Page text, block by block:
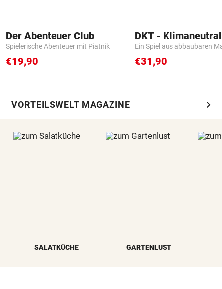
Der Abenteuer Club
Spielerische Abenteuer mit Piatnik
€19,90
Ein Spiel aus abbaubaren
€31,90
VORTEILSWELT MAGAZINE chevron_right
SALATKÜCHE GARTENLUST